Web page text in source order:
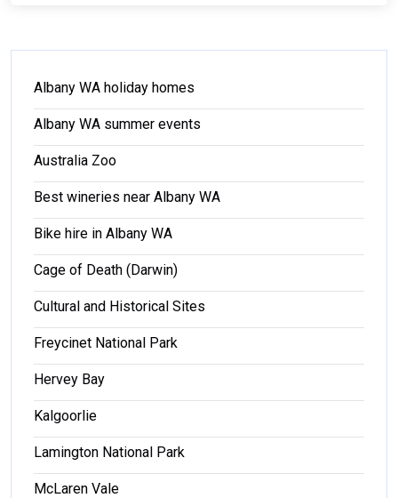
Albany WA holiday homes
Albany WA summer events
Australia Zoo
Best wineries near Albany WA
Bike hire in Albany WA
Cage of Death (Darwin)
Cultural and Historical Sites
Freycinet National Park
Hervey Bay
Kalgoorlie
Lamington National Park
McLaren Vale